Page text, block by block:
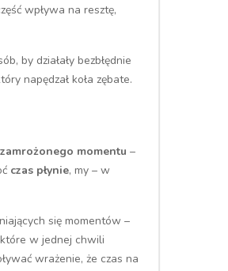
wpływa na resztę,
by działały bezbłędnie
napędzał koła zębate.
zamrożonego momentu –
czas płynie, my – w
się momentów –
w jednej chwili
wrażenie, że czas na